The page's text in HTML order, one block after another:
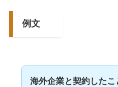
例文
海外企業と契約したこ